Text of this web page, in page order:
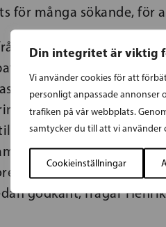
Din integritet är viktig
Vi använder cookies för att
personligt anpassade annonser
trafiken på vår webbplats.
samtycker du till att vi använder
Cookieinställningar
för många sökande, för
Somalien har bott i
sociala nätverk och
tillbaka till Italien, till
ska starta från noll.
södra Europa bara för
överenskomna
det inte vettigare att
godkänt, frågar